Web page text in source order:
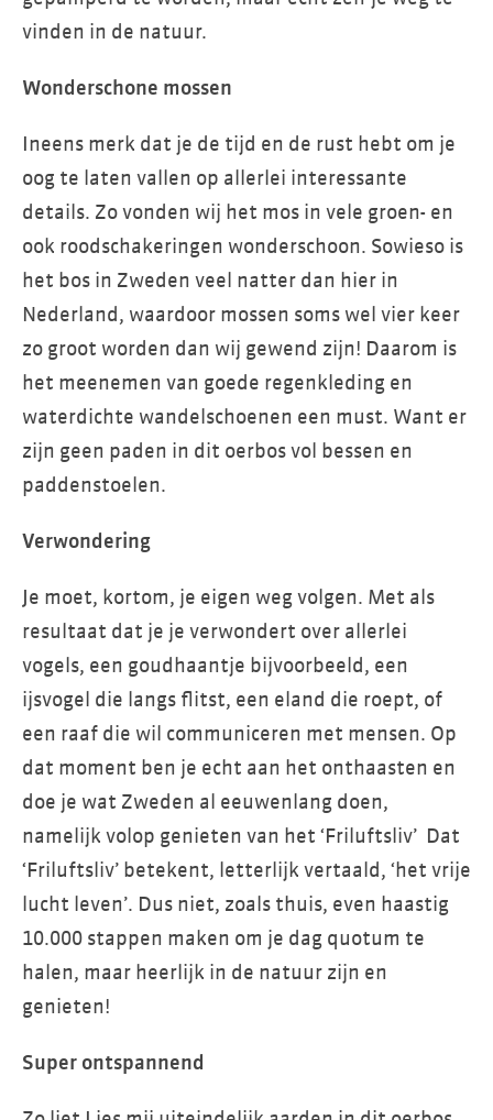
vinden in de natuur.
Wonderschone mossen
Ineens merk dat je de tijd en de rust hebt om je
oog te laten vallen op allerlei interessante
details. Zo vonden wij het mos in vele groen- en
ook roodschakeringen wonderschoon. Sowieso is
het bos in Zweden veel natter dan hier in
Nederland, waardoor mossen soms wel vier keer
zo groot worden dan wij gewend zijn! Daarom is
het meenemen van goede regenkleding en
waterdichte wandelschoenen een must. Want er
zijn geen paden in dit oerbos vol bessen en
paddenstoelen.
Verwondering
Je moet, kortom, je eigen weg volgen. Met als
resultaat dat je je verwondert over allerlei
vogels, een goudhaantje bijvoorbeeld, een
ijsvogel die langs flitst, een eland die roept, of
een raaf die wil communiceren met mensen. Op
dat moment ben je echt aan het onthaasten en
doe je wat Zweden al eeuwenlang doen,
namelijk volop genieten van het ‘Friluftsliv’ Dat
‘Friluftsliv’ betekent, letterlijk vertaald, ‘het vrije
lucht leven’. Dus niet, zoals thuis, even haastig
10.000 stappen maken om je dag quotum te
halen, maar heerlijk in de natuur zijn en
genieten!
Super ontspannend